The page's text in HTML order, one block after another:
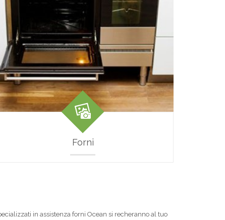
Forni
in assistenza forni Ocean si recheranno al tuo